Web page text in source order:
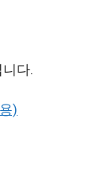
다.
)